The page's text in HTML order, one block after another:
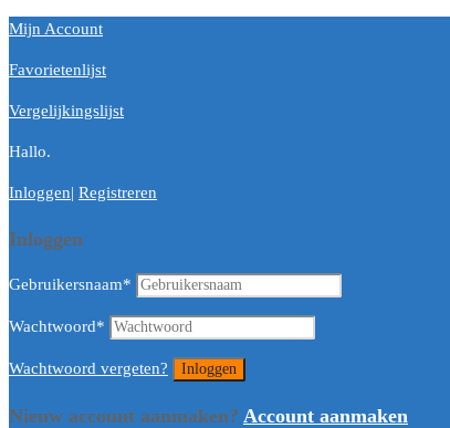
Mijn Account
Favorietenlijst
Vergelijkingslijst
Hallo.
Inloggen| Registreren
Inloggen
Gebruikersnaam*
Wachtwoord*
Wachtwoord vergeten?
Nieuw account aanmaken? Account aanmaken